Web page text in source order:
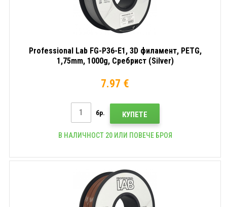
Professional Lab FG-P36-E1, 3D филамент, PETG,
1,75mm, 1000g, Сребрист (Silver)
7.97 €
бр. КУПЕТЕ
В НАЛИЧНОСТ 20 ИЛИ ПОВЕЧЕ БРОЯ